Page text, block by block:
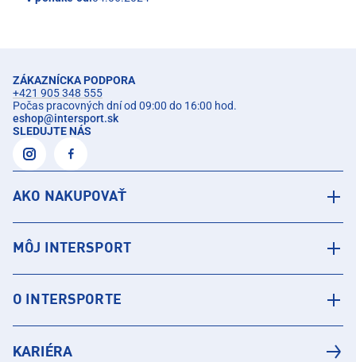
ZÁKAZNÍCKA PODPORA
+421 905 348 555
Počas pracovných dní od 09:00 do 16:00 hod.
eshop@intersport.sk
SLEDUJTE NÁS
AKO NAKUPOVAŤ
MÔJ INTERSPORT
O INTERSPORTE
KARIÉRA